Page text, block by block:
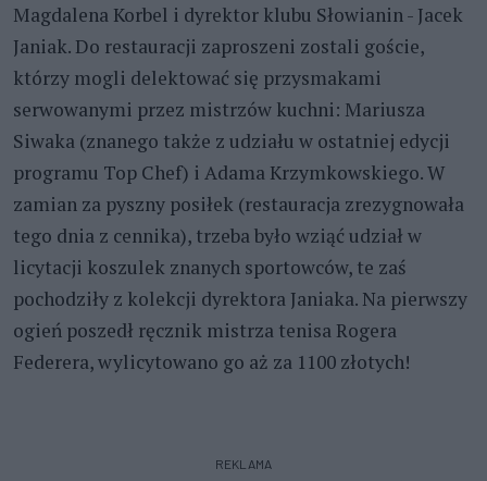
Magdalena Korbel i dyrektor klubu Słowianin - Jacek
Janiak. Do restauracji zaproszeni zostali goście,
którzy mogli delektować się przysmakami
serwowanymi przez mistrzów kuchni: Mariusza
Siwaka (znanego także z udziału w ostatniej edycji
programu Top Chef) i Adama Krzymkowskiego. W
zamian za pyszny posiłek (restauracja zrezygnowała
tego dnia z cennika), trzeba było wziąć udział w
licytacji koszulek znanych sportowców, te zaś
pochodziły z kolekcji dyrektora Janiaka. Na pierwszy
ogień poszedł ręcznik mistrza tenisa Rogera
Federera, wylicytowano go aż za 1100 złotych!
REKLAMA